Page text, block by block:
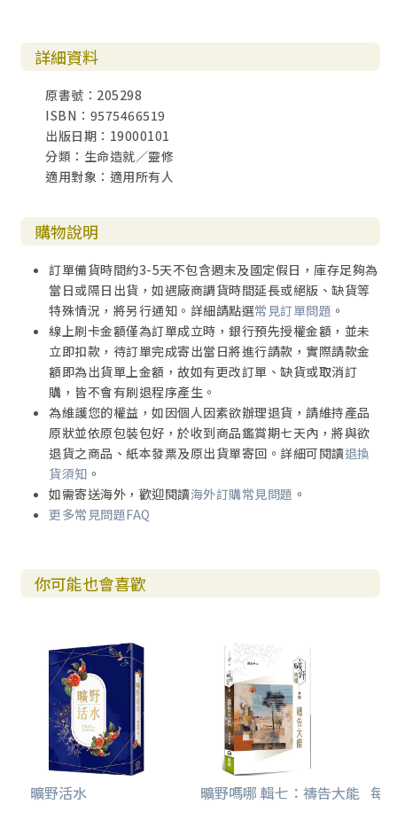
詳細資料
原書號：205298
ISBN：9575466519
出版日期：19000101
分類：生命造就／靈修
適用對象：適用所有人
購物說明
訂單備貨時間約3-5天不包含週末及國定假日，庫存足夠為
當日或隔日出貨，如遇廠商調貨時間延長或絕版、缺貨等
特殊情況，將另行通知。詳細請點選常見訂單問題 。
線上刷卡金額僅為訂單成立時，銀行預先授權金額，並未
立即扣款，待訂單完成寄出當日將進行請款，實際請款金
額即為出貨單上金額，故如有更改訂單、缺貨或取消訂
購，皆不會有刷退程序產生。
為維護您的權益，如因個人因素欲辦理退貨，請維持產品
原狀並依原包裝包好，於收到商品鑑賞期七天內，將與欲
退貨之商品、紙本發票及原出貨單寄回。詳細可閱讀退換
貨須知 。
如需寄送海外，歡迎閱讀海外訂購常見問題 。
更多常見問題FAQ
你可能也會喜歡
曠野活水 曠野嗎哪 輯七：禱告大能 每